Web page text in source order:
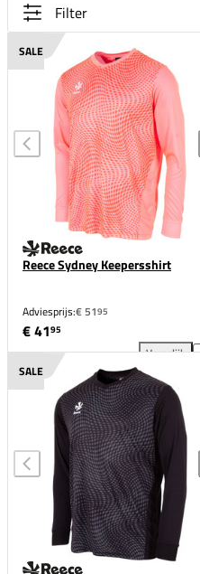
Filter
SALE
Reece Sydney Keepersshirt
Adviesprijs:€ 5195
€ 4195
Vergelijk
SALE